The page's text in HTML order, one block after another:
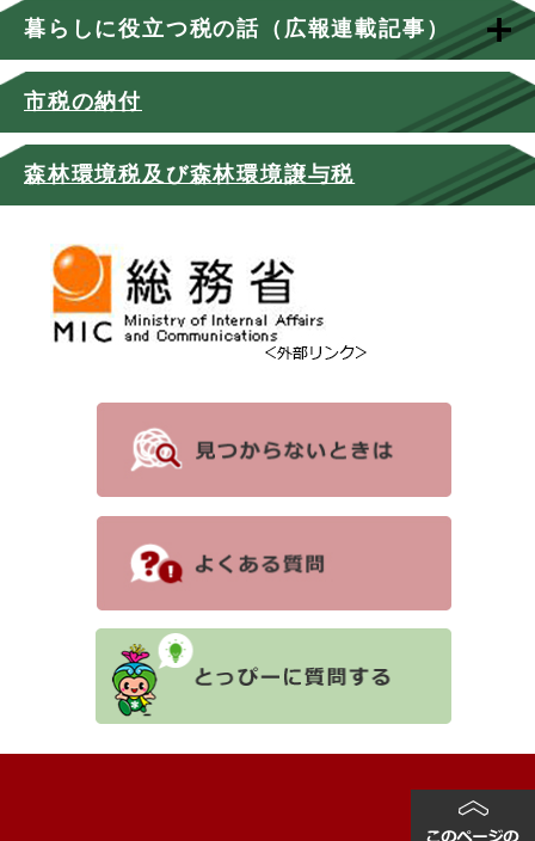
暮らしに役立つ税の話（広報連載記事）
市税の納付
森林環境税及び森林環境譲与税